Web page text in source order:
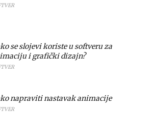
se slojevi koriste u softveru za
i grafički dizajn?
napraviti nastavak animacije